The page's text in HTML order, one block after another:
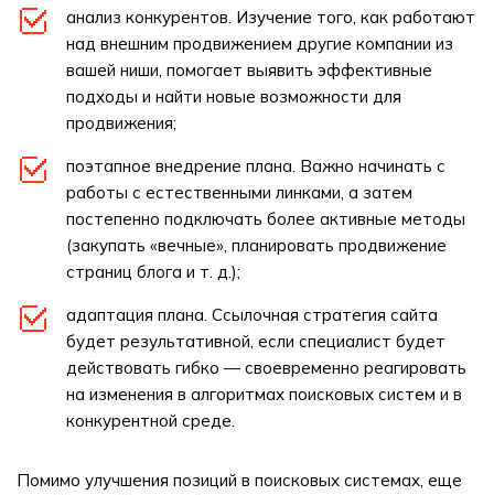
анализ конкурентов. Изучение того, как работают
над внешним продвижением другие компании из
вашей ниши, помогает выявить эффективные
подходы и найти новые возможности для
продвижения;
поэтапное внедрение плана. Важно начинать с
работы с естественными линками, а затем
постепенно подключать более активные методы
(закупать «вечные», планировать продвижение
страниц блога и т. д.);
адаптация плана. Ссылочная стратегия сайта
будет результативной, если специалист будет
действовать гибко — своевременно реагировать
на изменения в алгоритмах поисковых систем и в
конкурентной среде.
Помимо улучшения позиций в поисковых системах, еще